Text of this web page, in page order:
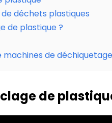
déchets plastiques
de plastique ?
de
de